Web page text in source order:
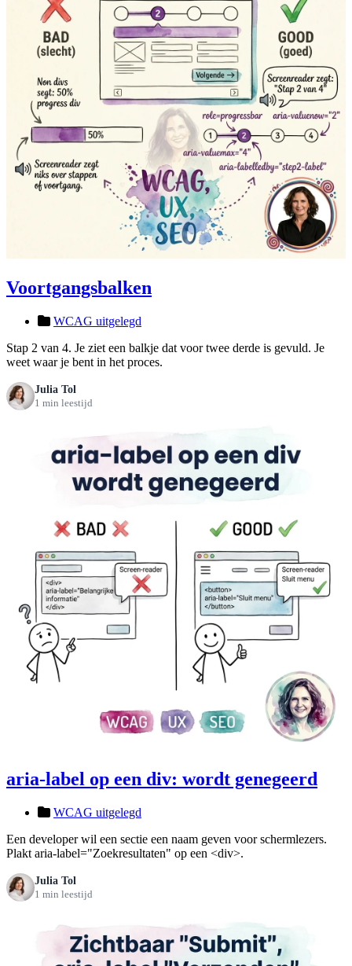
Voortgangsbalken
WCAG uitgelegd
Stap 2 van 4. Je ziet een balkje dat voor twee derde is gevuld. Je
weet waar je bent in het proces.
Julia Tol
1 min leestijd
aria-label op een div: wordt genegeerd
WCAG uitgelegd
Een developer wil een sectie een naam geven voor schermlezers.
Plakt aria-label="Zoekresultaten" op een <div>.
Julia Tol
1 min leestijd